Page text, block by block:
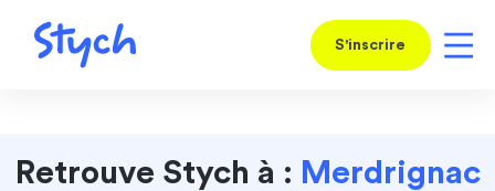
S'inscrire
Retrouve Stych à : Merdrignac